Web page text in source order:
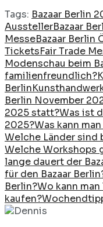
Tags: Bazaar Berlin
AusstellerBazaar
MesseBazaar Berlin
TicketsFair Trade
Modenschau beim
familienfreundlich?
Berlin
Berlin November
2025 statt?Was ist
2025?Was kann
Welche Länder sind
Welche Workshops
lange dauert der
für den Bazaar
Berlin?Wo kann
kaufen?